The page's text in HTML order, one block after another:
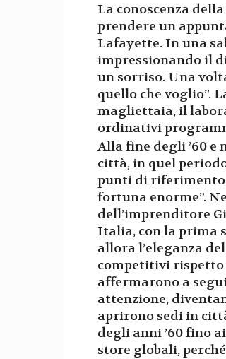
La conoscenza
prendere un
Lafayette. In una
impressionando il
un sorriso. Una
quello che voglio”.
magliettaia, il
ordinativi
Alla fine degli ’60 e
città, in quel
punti di riferimento
fortuna enorme”.
dell’imprenditore
Italia, con la prima
allora l’eleganza
competitivi
affermarono a
attenzione,
aprirono sedi in
degli anni ’60 fino
store globali,